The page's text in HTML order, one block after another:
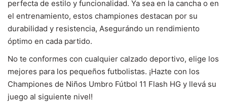
perfecta de estilo y funcionalidad. Ya sea en la cancha o en
el entrenamiento, estos championes destacan por su
durabilidad y resistencia, Asegurándo un rendimiento
óptimo en cada partido.
No te conformes con cualquier calzado deportivo, elige los
mejores para los pequeños futbolistas. ¡Hazte con los
Championes de Niños Umbro Fútbol 11 Flash HG y llevá su
juego al siguiente nivel!